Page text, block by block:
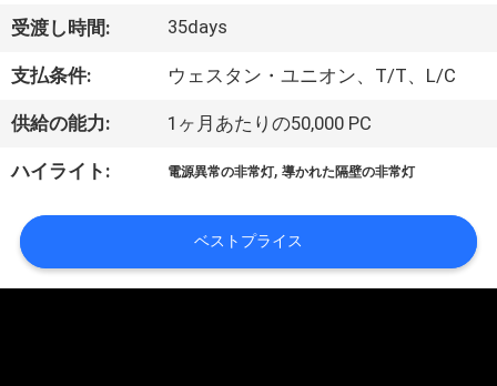
い
て
工
場
旅
行
受渡し時間: 35days
支払条件: ウェスタン・ユニオン、T/T、L/C
供給の能力: 1ヶ月あたりの50,000 PC
ハイライト: 電源異常の非常灯,導かれた隔壁の非常灯
ベストプライス